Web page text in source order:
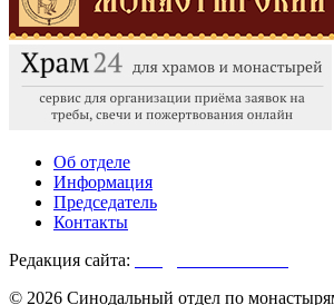
Об отделе
Информация
Председатель
Контакты
Редакция сайта:
© 2026 Синодальный отдел по